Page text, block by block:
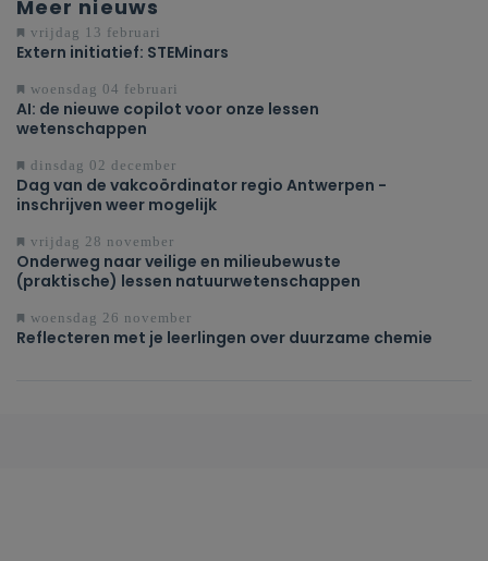
Meer nieuws
vrijdag 13 februari
Extern initiatief: STEMinars
woensdag 04 februari
AI: de nieuwe copilot voor onze lessen
wetenschappen
dinsdag 02 december
Dag van de vakcoördinator regio Antwerpen -
inschrijven weer mogelijk
vrijdag 28 november
Onderweg naar veilige en milieubewuste
(praktische) lessen natuurwetenschappen
woensdag 26 november
Reflecteren met je leerlingen over duurzame chemie